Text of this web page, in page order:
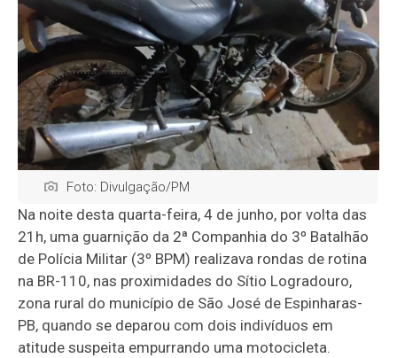
Foto: Divulgação/PM
Na noite desta quarta-feira, 4 de junho, por volta das
21h, uma guarnição da 2ª Companhia do 3º Batalhão
de Polícia Militar (3º BPM) realizava rondas de rotina
na BR-110, nas proximidades do Sítio Logradouro,
zona rural do município de São José de Espinharas-
PB, quando se deparou com dois indivíduos em
atitude suspeita empurrando uma motocicleta.